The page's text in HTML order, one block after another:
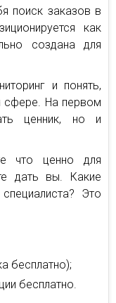
поиск заказов в
как
создана для
и понять,
сфере. На первом
ценник, но и
что ценно для
дать вы. Какие
Это
бесплатно);
бесплатно.